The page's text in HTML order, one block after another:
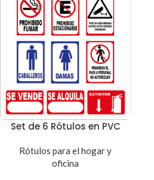
Set de 6 Rótulos en PVC
Rótulos para el hogar y
oficina